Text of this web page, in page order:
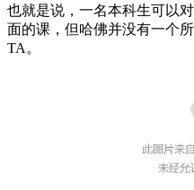
也就是说，一名本科生可以
面的课，但哈佛并没有一个
TA。